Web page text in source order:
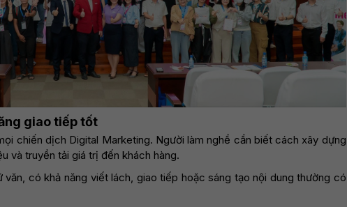
giao tiếp tốt
chiến dịch Digital Marketing. Người làm nghề cần biết cách xây dựng
và truyền tải giá trị đến khách hàng.
văn, có khả năng viết lách, giao tiếp hoặc sáng tạo nội dung thường có